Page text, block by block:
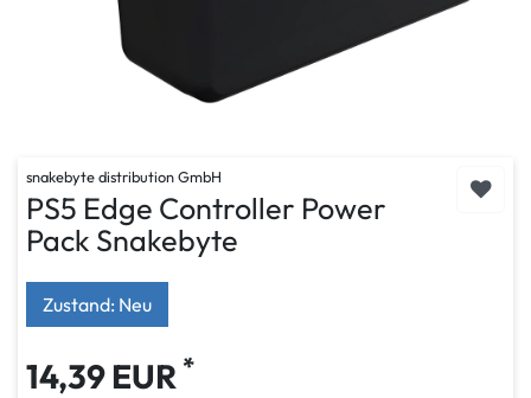
snakebyte distribution GmbH
PS5 Edge Controller Power
Pack Snakebyte
Zustand: Neu
14,39 EUR *